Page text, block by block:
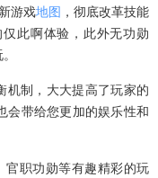
游戏地图 ，彻底改革技能
此啊体验，此外无功勋
制，大大提高了玩家的
会带给您更加的娱乐性和
职功勋等有趣精彩的玩